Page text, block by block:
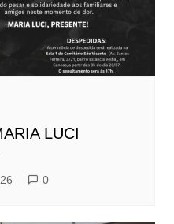
LUCI
0